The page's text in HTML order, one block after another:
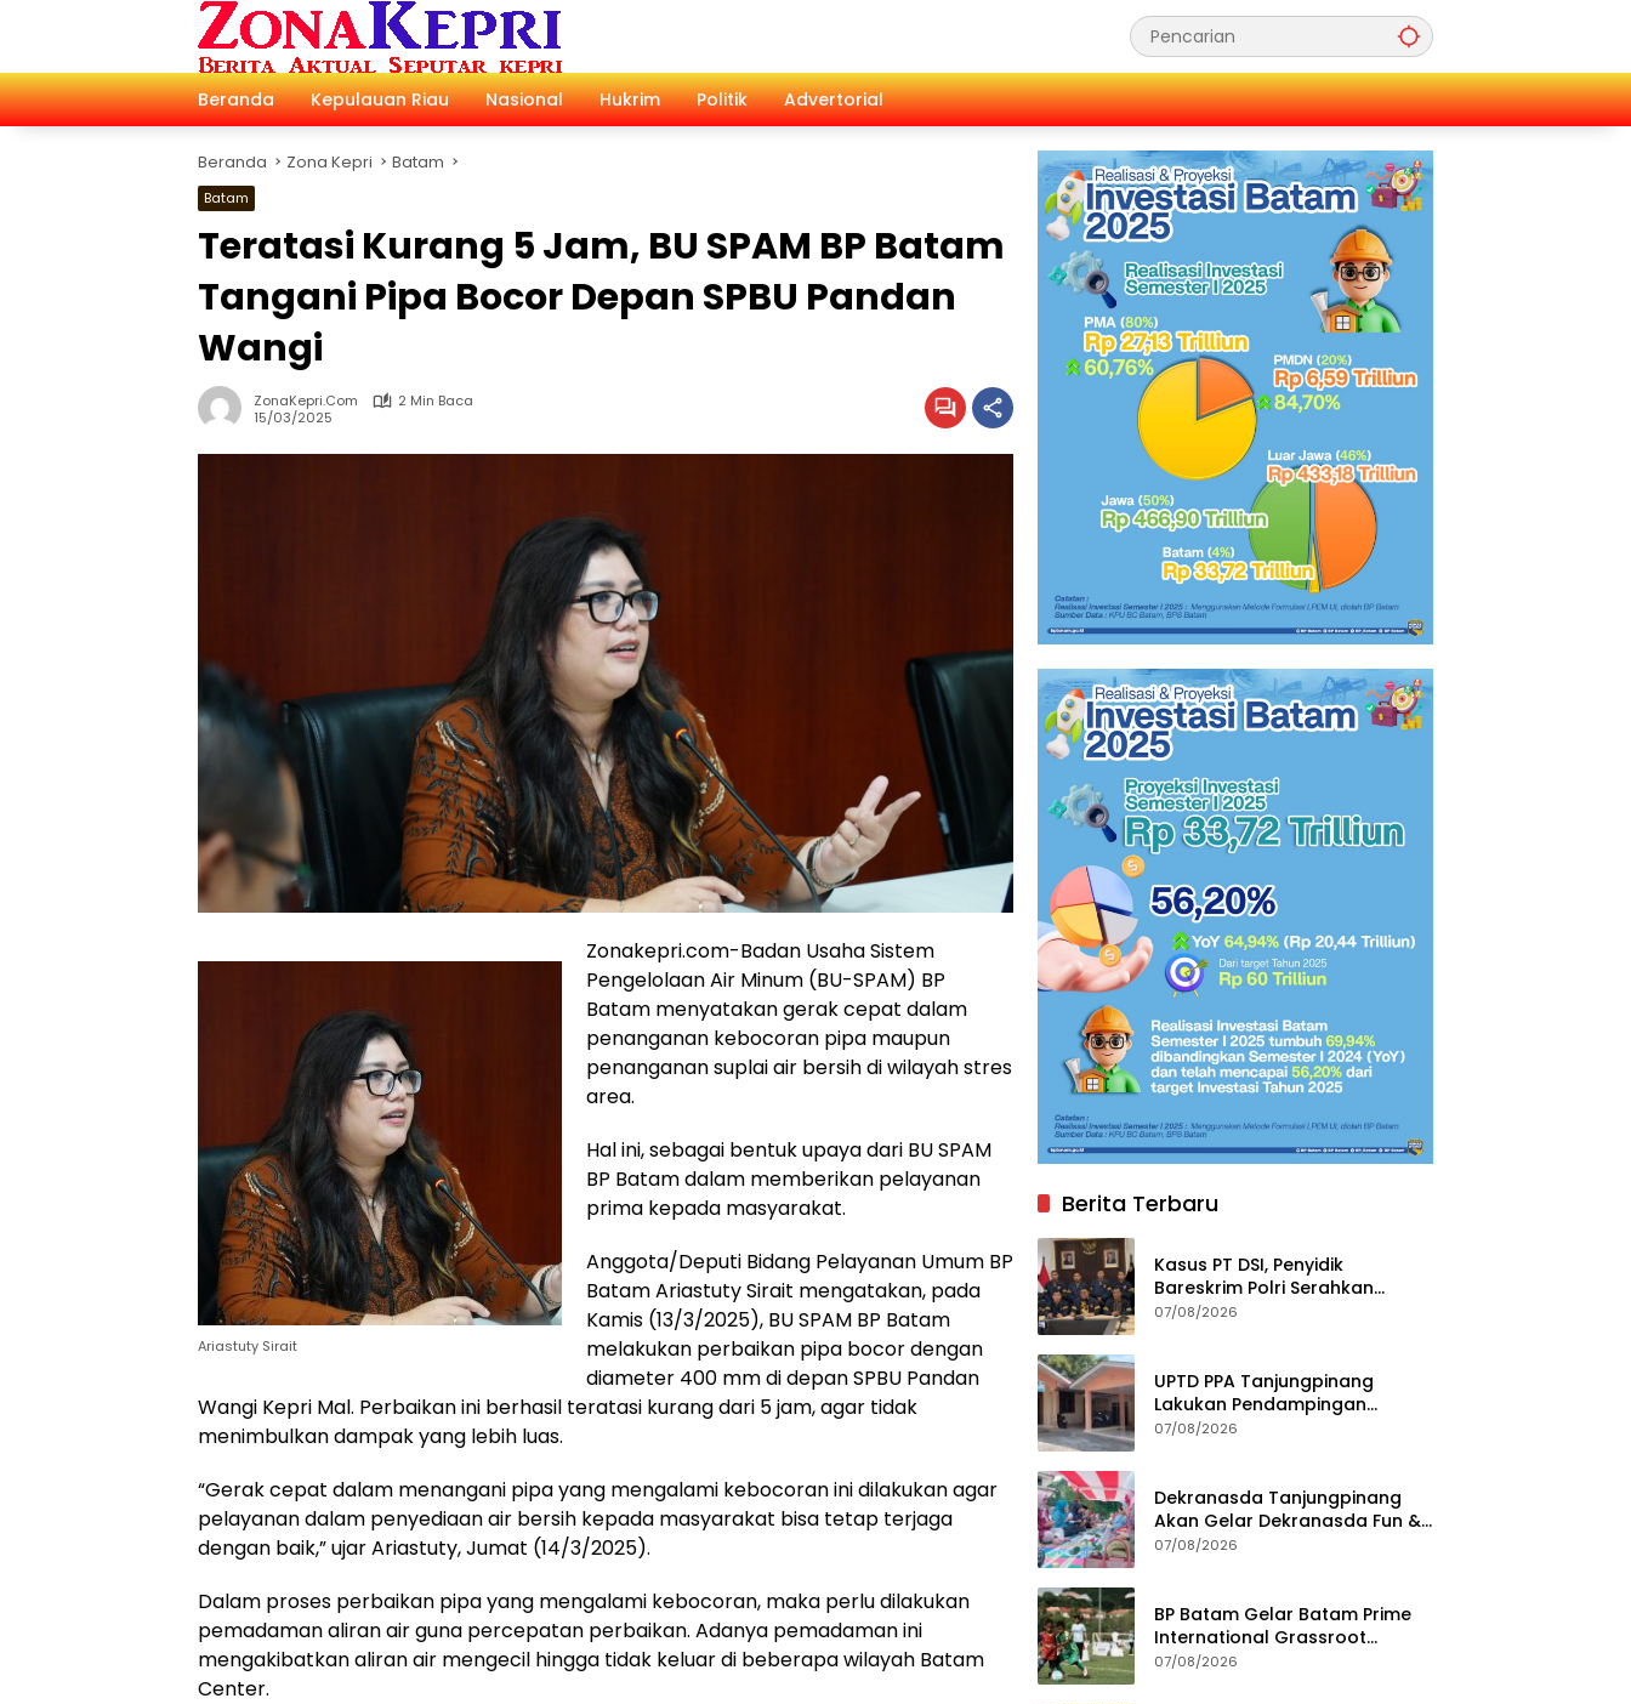
Beranda
Kepulauan Riau Nasional Hukrim Politik Advertorial
Beranda Zona Kepri Batam
Batam
Teratasi Kurang 5 Jam, BU SPAM BP Batam
Tangani Pipa Bocor Depan SPBU Pandan
Wangi
ZonaKepri.com
2 Min Baca
15/03/2025
Ariastuty Sirait
Zonakepri.com-Badan Usaha Sistem
Pengelolaan Air Minum (BU-SPAM) BP
Batam menyatakan gerak cepat dalam
penanganan kebocoran pipa maupun
penanganan suplai air bersih di wilayah stres
area.
Hal ini, sebagai bentuk upaya dari BU SPAM
BP Batam dalam memberikan pelayanan
prima kepada masyarakat.
Anggota/Deputi Bidang Pelayanan Umum BP
Batam Ariastuty Sirait mengatakan, pada
Kamis (13/3/2025), BU SPAM BP Batam
melakukan perbaikan pipa bocor dengan
diameter 400 mm di depan SPBU Pandan
Wangi Kepri Mal. Perbaikan ini berhasil teratasi kurang dari 5 jam, agar tidak
menimbulkan dampak yang lebih luas.
“Gerak cepat dalam menangani pipa yang mengalami kebocoran ini dilakukan agar
pelayanan dalam penyediaan air bersih kepada masyarakat bisa tetap terjaga
dengan baik,” ujar Ariastuty, Jumat (14/3/2025).
Dalam proses perbaikan pipa yang mengalami kebocoran, maka perlu dilakukan
pemadaman aliran air guna percepatan perbaikan. Adanya pemadaman ini
mengakibatkan aliran air mengecil hingga tidak keluar di beberapa wilayah Batam
Center.
Berita Terbaru
Kasus PT DSI, Penyidik
Bareskrim Polri Serahkan
Berkas dan Tersangka AS ke
07/08/2026
UPTD PPA Tanjungpinang
Lakukan Pendampingan
Intensif Siswi SMP Korban
07/08/2026
Dekranasda Tanjungpinang
Akan Gelar Dekranasda Fun &
Run 2026 di Kawasan Gedung
07/08/2026
BP Batam Gelar Batam Prime
International Grassroot
Football Festival 2026
07/08/2026